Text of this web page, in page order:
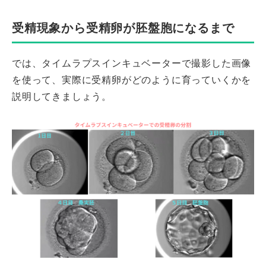
受精現象から受精卵が胚盤胞になるまで
では、タイムラプスインキュベーターで撮影した画像
を使って、実際に受精卵がどのように育っていくかを
説明してきましょう。